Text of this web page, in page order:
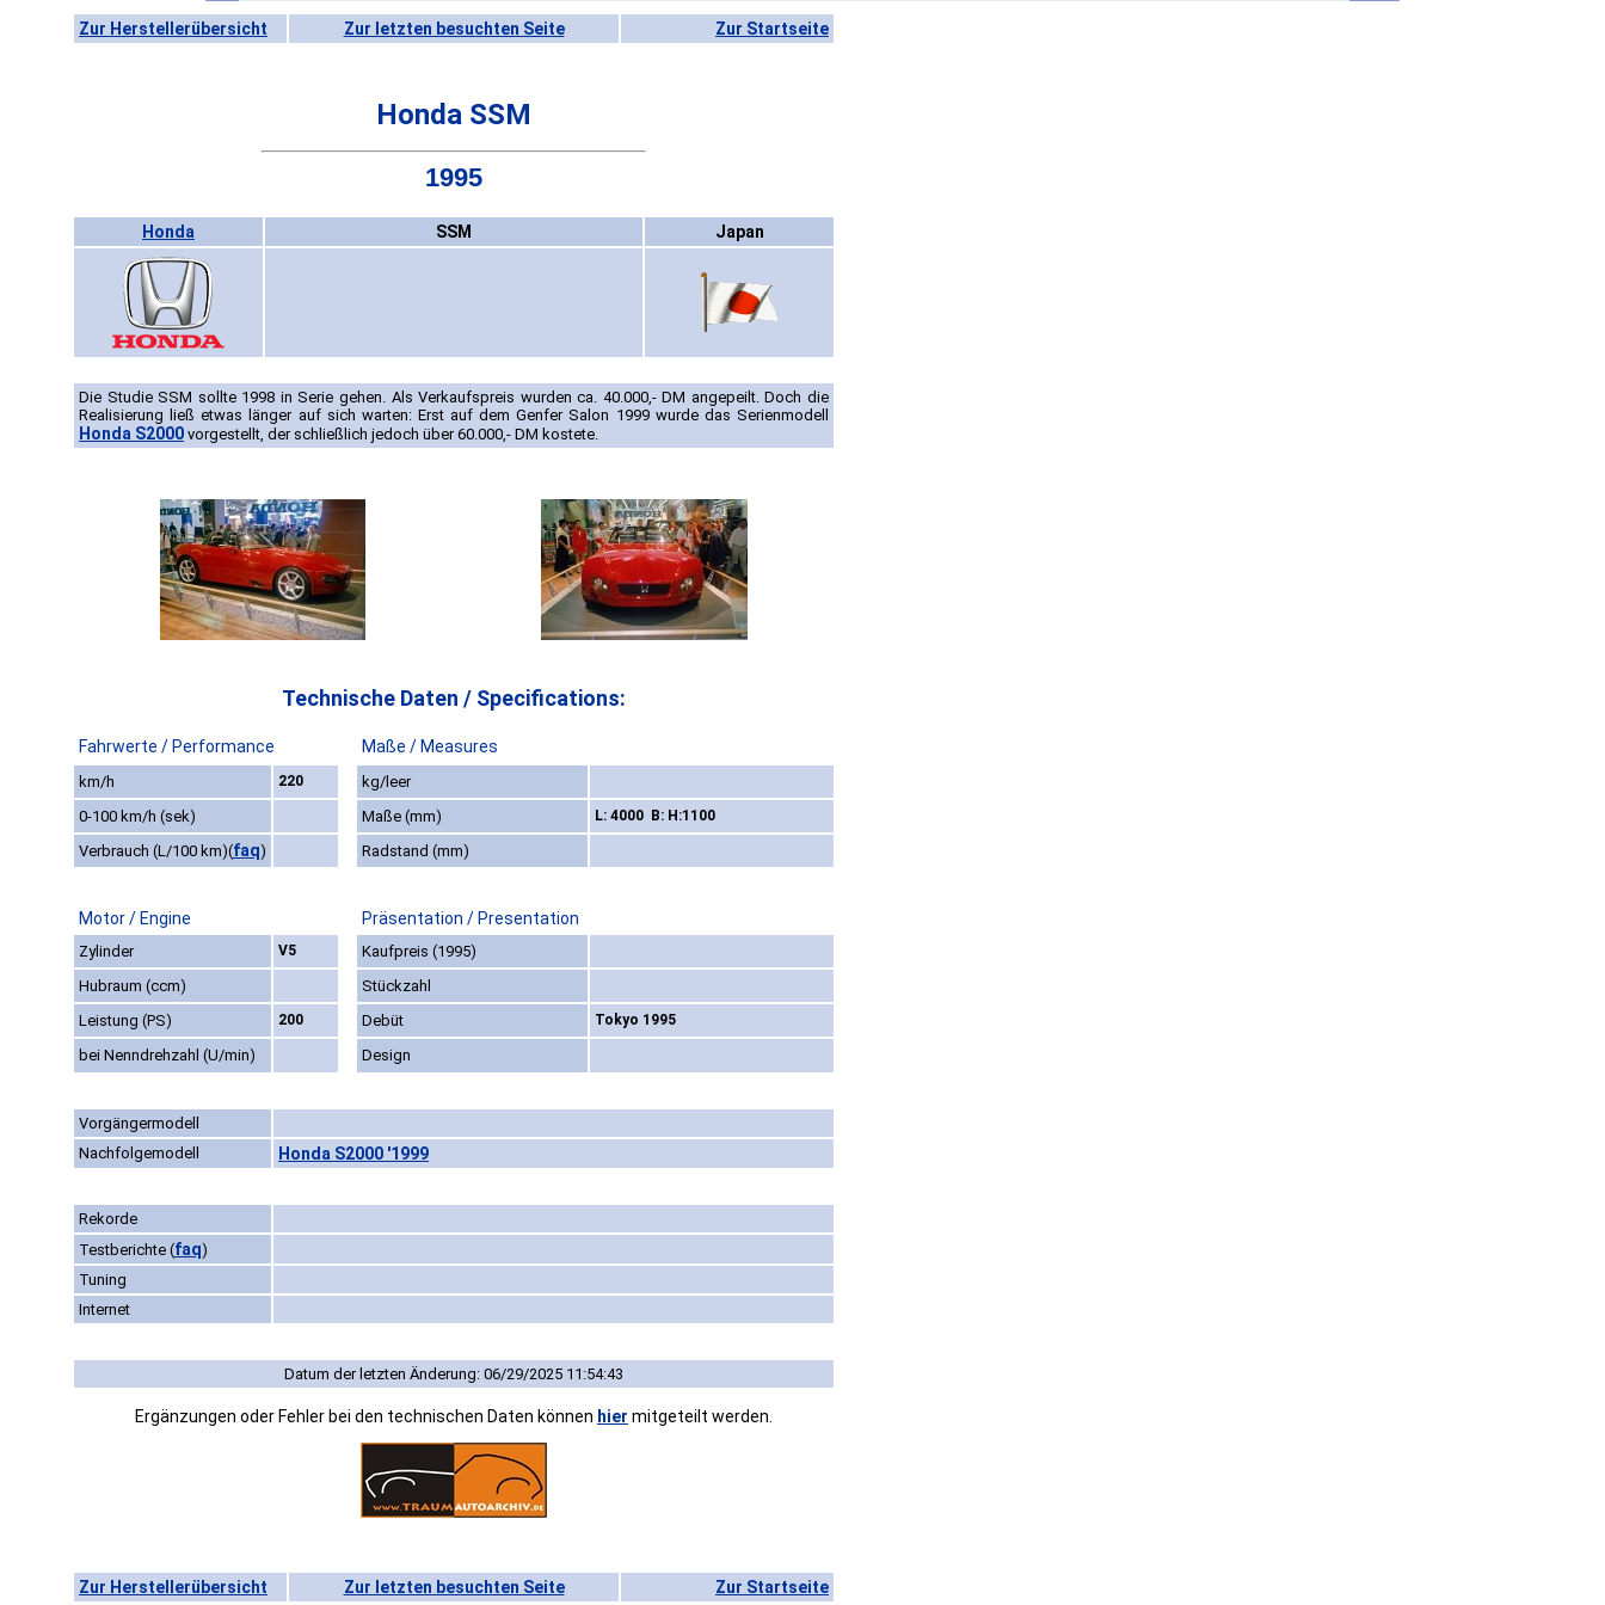
Zur Herstellerübersicht Zur letzten besuchten Seite Zur Startseite
Honda SSM
1995
Honda SSM Japan
Die Studie SSM sollte 1998 in Serie gehen. Als Verkaufspreis wurden ca. 40.000,- DM angepeilt. Doch die
Realisierung ließ etwas länger auf sich warten: Erst auf dem Genfer Salon 1999 wurde das Serienmodell
Honda S2000 vorgestellt, der schließlich jedoch über 60.000,- DM kostete.
Technische Daten / Specifications:
Fahrwerte / Performance Maße / Measures
km/h 220
kg/leer
0-100 km/h (sek)
Maße (mm) L: 4000 B: H:1100
Verbrauch (L/100 km)(faq) Radstand (mm)
Motor / Engine Präsentation / Presentation
Zylinder V5
Kaufpreis (1995)
Hubraum (ccm)
Stückzahl
Leistung (PS)
200 Debüt Tokyo 1995
bei Nenndrehzahl (U/min) Design
Vorgängermodell
Nachfolgemodell
Honda S2000 '1999
Rekorde
Testberichte (faq)
Tuning
Internet
Datum der letzten Änderung: 06/29/2025 11:54:43
Ergänzungen oder Fehler bei den technischen Daten können hier mitgeteilt werden.
Zur Herstellerübersicht Zur letzten besuchten Seite Zur Startseite